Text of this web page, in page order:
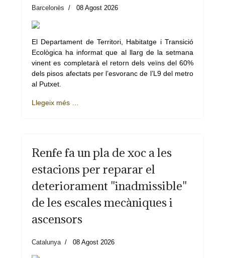
Barcelonès 08 Agost 2026
El Departament de Territori, Habitatge i Transició
Ecològica ha informat que al llarg de la setmana
vinent es completarà el retorn dels veïns del 60%
dels pisos afectats per l’esvoranc de l’L9 del metro
al Putxet.
Llegeix més …
Renfe fa un pla de xoc a les
estacions per reparar el
deteriorament "inadmissible"
de les escales mecàniques i
ascensors
Catalunya 08 Agost 2026